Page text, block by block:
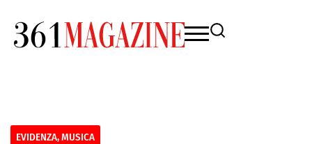
EVIDENZA,MUSICA